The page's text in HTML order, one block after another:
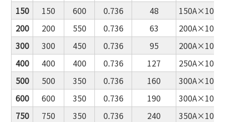
150
150 600 0.736 48 150A×10K
200
200 550 0.736 63 200A×10K
300
300 450 0.736 95 200A×10K
400
400 400 0.736 127 250A×10K
500
500 350 0.736 160 300A×10K
600
600 350 0.736 190 300A×10K
750
750 350 0.736 240 350A×10K